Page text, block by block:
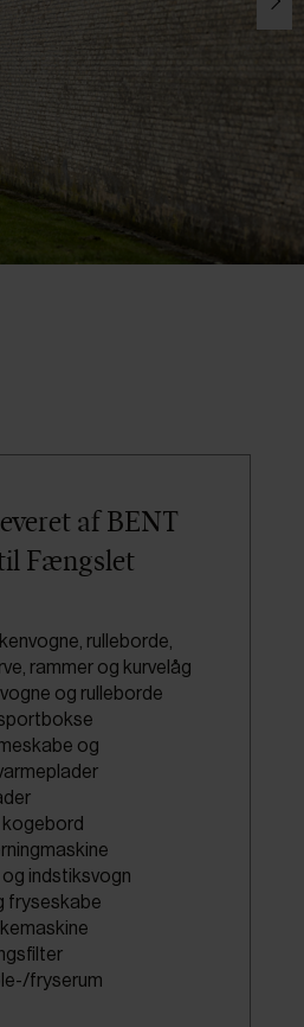
af BENT
Fængslet
rulleborde,
rammer og kurvelåg
og rulleborde
og
kogebord
indstiksvogn
fryseskabe
fryserum